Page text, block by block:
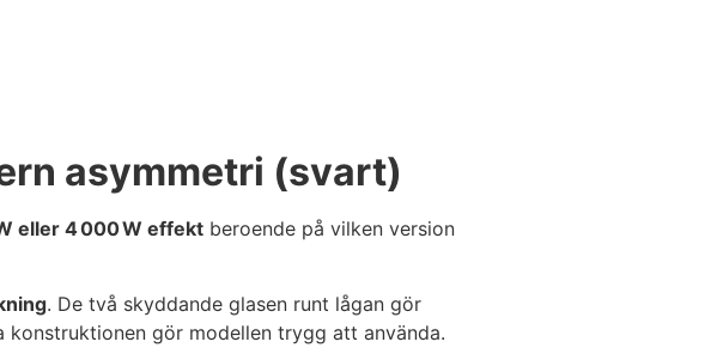
asymmetri (svart)
eller 4 000 W effekt beroende på vilken version
. De två skyddande glasen runt lågan gör
gör modellen trygg att använda.